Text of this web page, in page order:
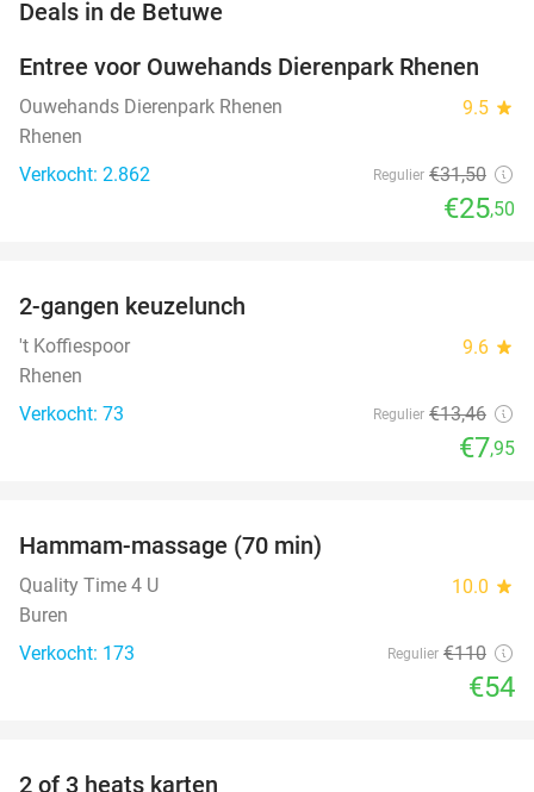
Deals in de Betuwe
19%
Entree voor Ouwehands Dierenpark Rhenen
Ouwehands Dierenpark Rhenen 9.5 star
Rhenen
Verkocht: 2.862
Regulier €31,50
€25,50
NEW
TODAY
2-gangen keuzelunch
't Koffiespoor 9.6 star
Rhenen
Verkocht: 73
Regulier €13,46
€7,95
Hammam-massage (70 min)
Quality Time 4 U 10.0 star
Buren
Verkocht: 173
Regulier €110
€54
2 of 3 heats karten